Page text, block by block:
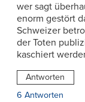
wer sagt
enorm gestört
Schweizer
der Toten
kaschiert
Antworten
6 Antworten